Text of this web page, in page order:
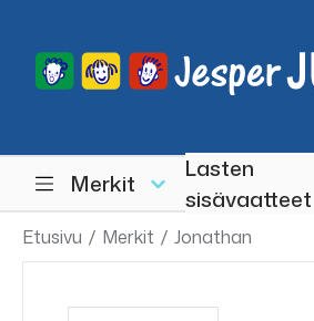
Merkit
Lasten
sisävaatteet
Etusivu / Merkit / Jonathan